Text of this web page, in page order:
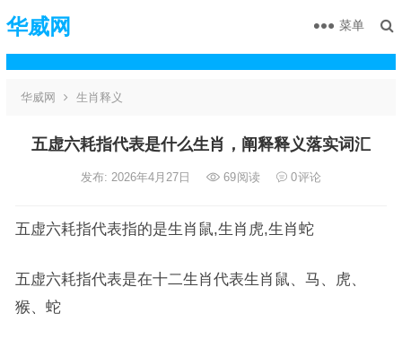
华威网 菜单
华威网 生肖释义
五虚六耗指代表是什么生肖，阐释释义落实词汇
发布: 2026年4月27日 69阅读 0评论
五虚六耗指代表指的是生肖鼠,生肖虎,生肖蛇
五虚六耗指代表是在十二生肖代表生肖鼠、马、虎、
猴、蛇